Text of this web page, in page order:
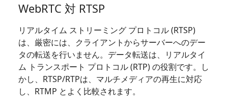
WebRTC 対 RTSP
リアルタイム ストリーミング プロトコル (RTSP)
は、厳密には、クライアントからサーバーへのデー
タの転送を行いません。データ転送は、リアルタイ
ム トランスポート プロトコル (RTP) の役割です。し
かし、RTSP/RTPは、マルチメディアの再生に対応
し、RTMP とよく比較されます。